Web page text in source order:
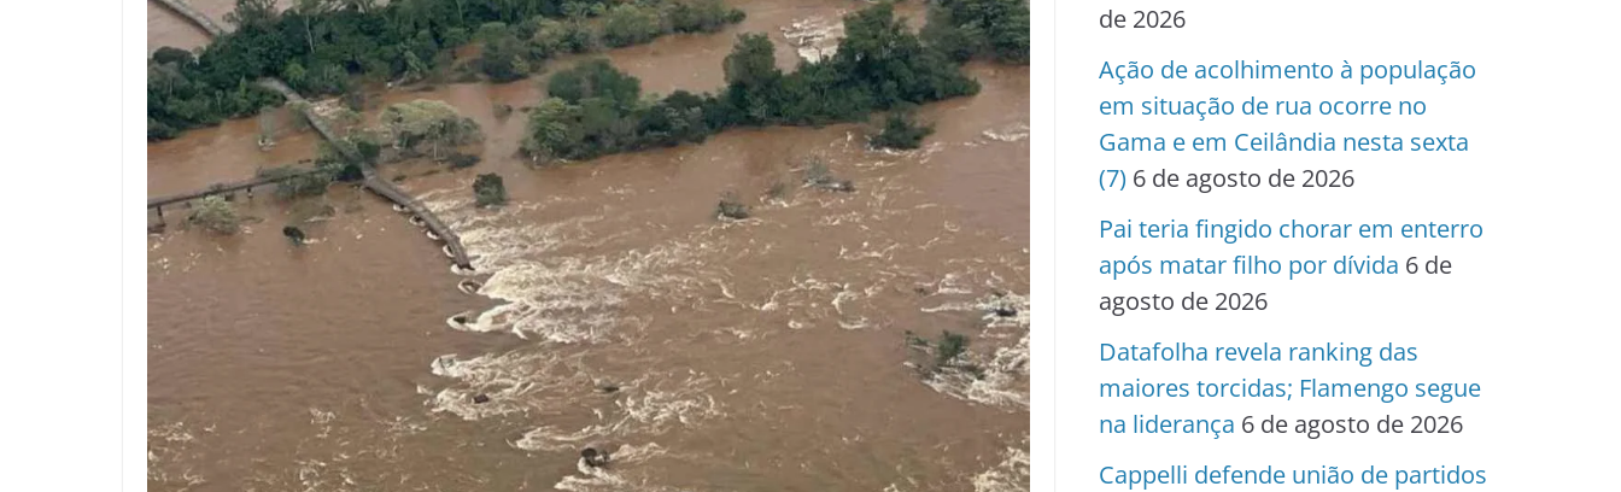
de 2026
Ação de acolhimento à população
em situação de rua ocorre no
Gama e em Ceilândia nesta sexta
(7) 6 de agosto de 2026
Pai teria fingido chorar em enterro
após matar filho por dívida 6 de
agosto de 2026
Datafolha revela ranking das
maiores torcidas; Flamengo segue
na liderança 6 de agosto de 2026
Cappelli defende união de partidos